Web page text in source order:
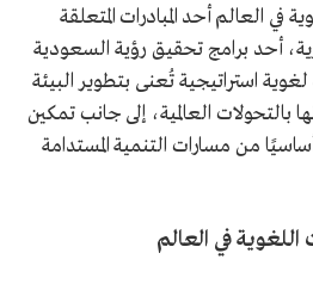
العالم أحد المبادرات المتعلقة
أحد برامج تحقيق رؤية السعودية
لغوية استراتيجية تُعنى بتطوير البيئة
بالتحولات العالمية، إلى جانب تمكين
من مسارات التنمية المستدامة
في العالم